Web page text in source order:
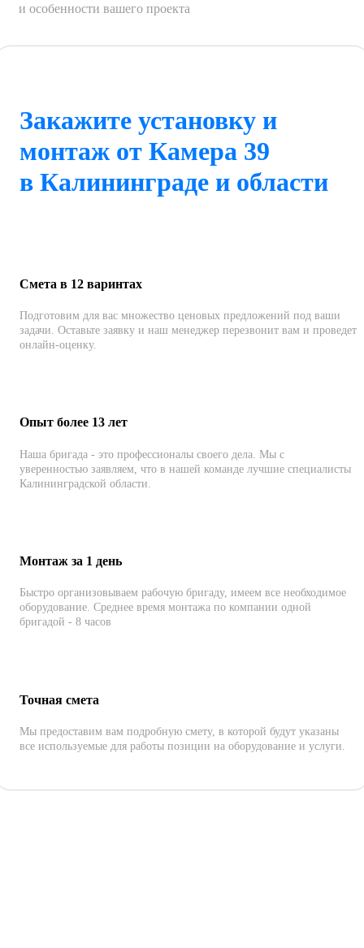
и особенности вашего проекта
Закажите установку и
монтаж от Камера 39
в Калининграде и области
Смета в 12 варинтах
Подготовим для вас множество ценовых предложений под ваши
задачи. Оставьте заявку и наш менеджер перезвонит вам и проведет
онлайн-оценку.
Опыт более 13 лет
Наша бригада - это профессионалы своего дела. Мы с
уверенностью заявляем, что в нашей команде лучшие специалисты
Калининградской области.
Монтаж за 1 день
Быстро организовываем рабочую бригаду, имеем все необходимое
оборудование. Среднее время монтажа по компании одной
бригадой - 8 часов
Точная смета
Мы предоставим вам подробную смету, в которой будут указаны
все используемые для работы позиции на оборудование и услуги.